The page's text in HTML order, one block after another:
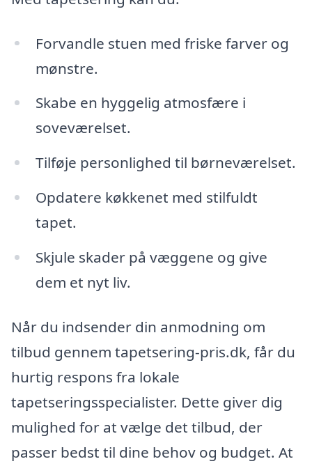
Forvandle stuen med friske farver og
mønstre.
Skabe en hyggelig atmosfære i
soveværelset.
Tilføje personlighed til børneværelset.
Opdatere køkkenet med stilfuldt
tapet.
Skjule skader på væggene og give
dem et nyt liv.
Når du indsender din anmodning om
tilbud gennem tapetsering-pris.dk, får du
hurtig respons fra lokale
tapetseringsspecialister. Dette giver dig
mulighed for at vælge det tilbud, der
passer bedst til dine behov og budget. At